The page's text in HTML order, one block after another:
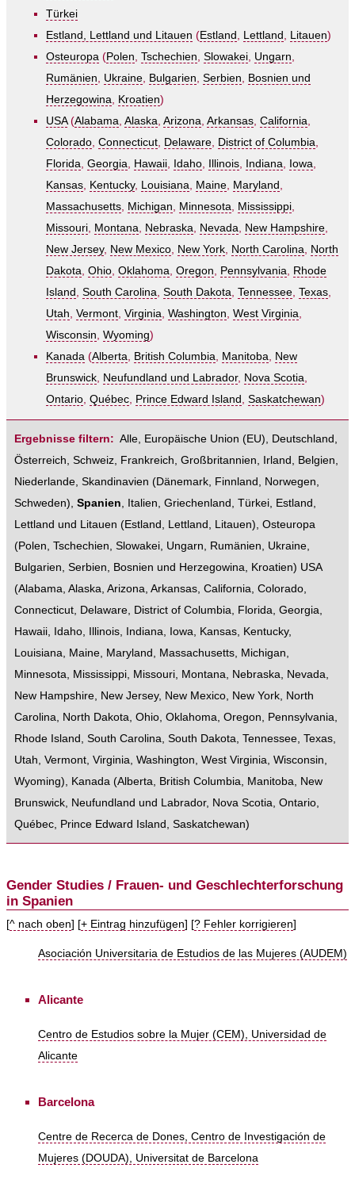
Türkei
Estland, Lettland und Litauen (Estland , Lettland , Litauen)
Osteuropa (Polen, Tschechien, Slowakei, Ungarn,
Rumänien, Ukraine, Bulgarien, Serbien, Bosnien und
Herzegowina, Kroatien)
USA(Alabama, Alaska, Arizona, Arkansas, California,
Colorado, Connecticut, Delaware, District of Columbia,
Florida, Georgia, Hawaii, Idaho, Illinois, Indiana, Iowa,
Kansas, Kentucky, Louisiana, Maine, Maryland ,
Massachusetts, Michigan, Minnesota, Mississippi,
Missouri, Montana, Nebraska, Nevada, New Hampshire,
New Jersey, New Mexico, New York, North Carolina, North
Dakota, Ohio, Oklahoma, Oregon, Pennsylvania, Rhode
Island , South Carolina, South Dakota, Tennessee, Texas,
Utah, Vermont, Virginia, Washington, West Virginia,
Wisconsin, Wyoming)
Kanada (Alberta, British Columbia, Manitoba, New
Brunswick, Neufundland und Labrador, Nova Scotia,
Ontario, Québec, Prince Edward Island , Saskatchewan)
Ergebnisse filtern: Alle, Europäische Union (EU), Deutschland ,
Österreich, Schweiz, Frankreich, Großbritannien, Irland , Belgien,
Niederlande, Skandinavien (Dänemark, Finnland , Norwegen,
Schweden), Spanien, Italien, Griechenland , Türkei, Estland,
Lettland und Litauen (Estland , Lettland , Litauen), Osteuropa
(Polen, Tschechien, Slowakei, Ungarn, Rumänien, Ukraine,
Bulgarien, Serbien, Bosnien und Herzegowina, Kroatien) USA
(Alabama, Alaska, Arizona, Arkansas, California, Colorado,
Connecticut, Delaware, District of Columbia, Florida, Georgia,
Hawaii, Idaho, Illinois, Indiana, Iowa, Kansas, Kentucky,
Louisiana, Maine, Maryland , Massachusetts, Michigan,
Minnesota, Mississippi, Missouri, Montana, Nebraska, Nevada,
New Hampshire, New Jersey, New Mexico, New York, North
Carolina, North Dakota, Ohio, Oklahoma, Oregon, Pennsylvania,
Rhode Island , South Carolina, South Dakota, Tennessee, Texas,
Utah, Vermont, Virginia, Washington, West Virginia, Wisconsin,
Wyoming), Kanada (Alberta, British Columbia, Manitoba, New
Brunswick, Neufundland und Labrador, Nova Scotia, Ontario,
Québec, Prince Edward Island , Saskatchewan)
Gender Studies / Frauen- und Geschlechterforschung
in Spanien
[^ nach oben] [+ Eintrag hinzufügen] [? Fehler korrigieren]
Asociación Universitaria de Estudios de las Mujeres (AUDEM)
Alicante
Centro de Estudios sobre la Mujer (CEM), Universidad de
Alicante
Barcelona
Centre de Recerca de Dones, Centro de Investigación de
Mujeres (DOUDA), Universitat de Barcelona